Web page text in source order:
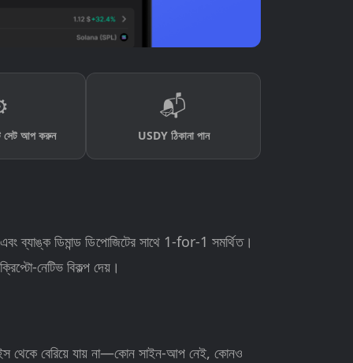
সেট আপ করুন
📬
USDY ঠিকানা পান
ডিমান্ড ডিপোজিটের সাথে 1-for-1 সমর্থিত।
নেটিভ বিকল্প দেয়।
থেকে বেরিয়ে যায় না—কোন সাইন-আপ নেই, কোনও